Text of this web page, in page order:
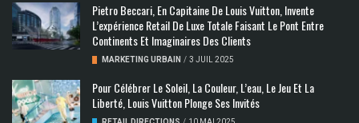
Pietro Beccari, En Capitaine De Louis Vuitton, Invente
L’expérience Retail De Luxe Totale Faisant Le Pont Entre
Continents Et Imaginaires Des Clients
MARKETING URBAIN / 3 JUIL 2025
Pour Célébrer Le Soleil, La Couleur, L’eau, Le Jeu Et La
Liberté, Louis Vuitton Plonge Ses Invités